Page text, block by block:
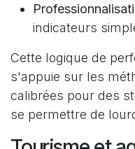
indicateurs
Cette logique de
s'appuie sur les
calibrées pour des
se permettre de